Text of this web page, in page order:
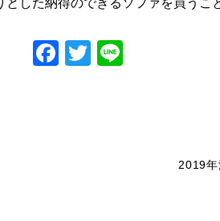
Facebook
Twitter
2019年